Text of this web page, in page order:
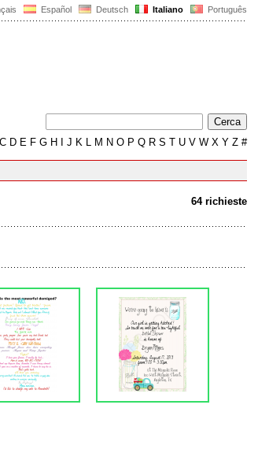
Español Deutsch Italiano Português
C D E F G H J K L M N O P Q R S T U V W X Y Z #
64 richieste